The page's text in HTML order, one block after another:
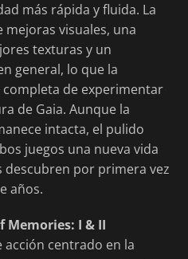
más rápida y fluida. La
visuales, una
texturas y un
general, lo que la
de experimentar
de Gaia. Aunque la
intacta, el pulido
juegos una nueva vida
descubren por primera vez
años.
Memories: I & II
acción centrado en la